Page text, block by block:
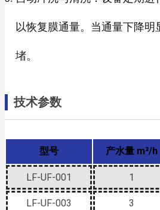
以恢复膜通量。当通量下降
堵。
技术参数
型号 产水量 m³/h
LF-UF-001 1
LF-UF-003 3